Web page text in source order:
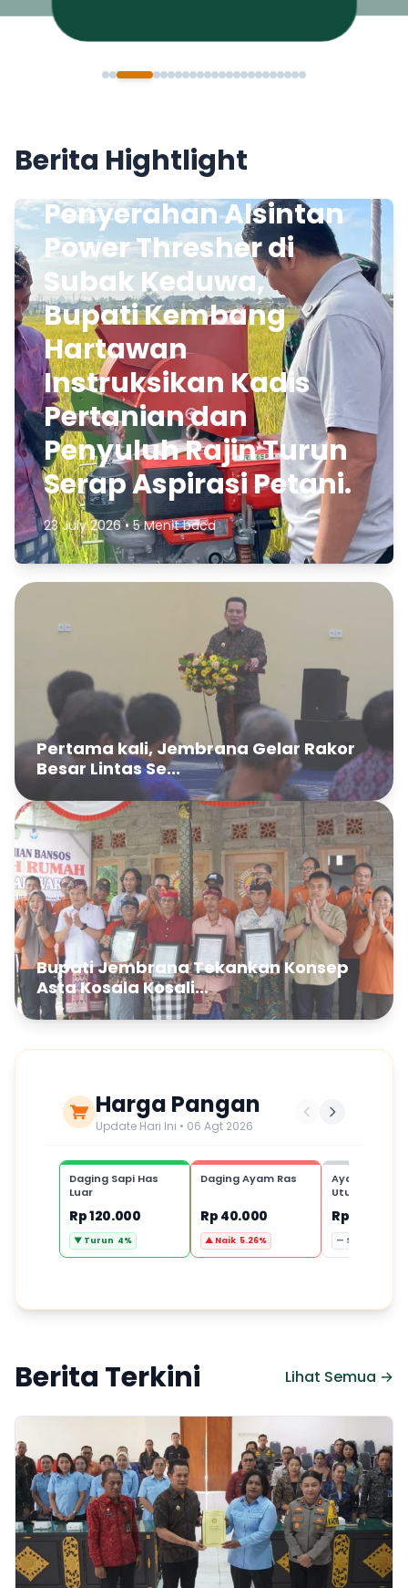
Berita Hightlight
Penyerahan Alsintan
Power Thresher di
Subak Keduwa,
Bupati Kembang
Hartawan
Instruksikan Kadis
Pertanian dan
Penyuluh Rajin Turun
Serap Aspirasi Petani.
23 July 2026 • 5 Menit baca
Pertama kali, Jembrana Gelar Rakor
Besar Lintas Se...
Bupati Jembrana Tekankan Konsep
Asta Kosala Kosali...
Harga Pangan
Update Hari Ini • 06 Agt 2026
Daging Sapi Has
Luar
Rp 120.000
▼ Turun 4%
Daging Ayam Ras
Rp 40.000
▲ Naik 5.26%
Ayam
Utuh,1 ekor
Rp 80.000
— Stabil 0%
Berita Terkini Lihat Semua →